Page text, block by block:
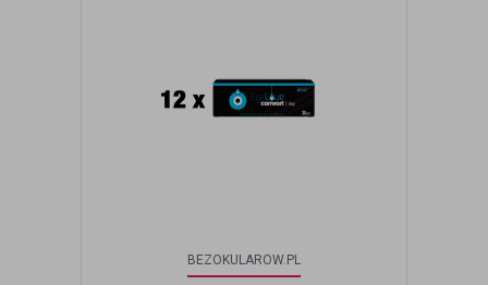
BEZOKULAROW.PL